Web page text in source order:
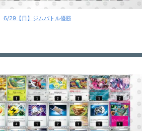
6/29【日】ジムバトル優勝